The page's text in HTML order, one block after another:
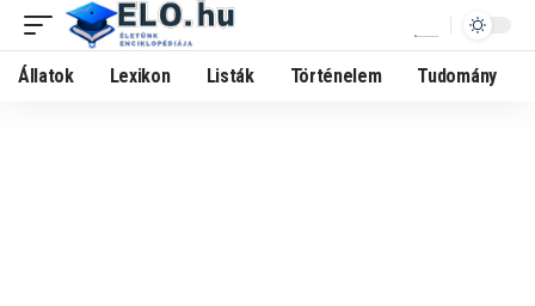
Állatok Lexikon Listák Történelem Tudomány